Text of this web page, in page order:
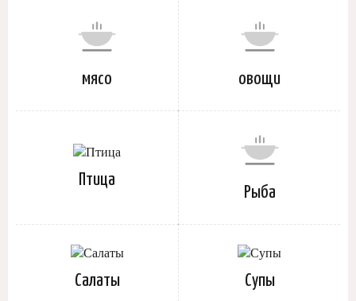
мясо овощи
Птица
Рыба
Салаты Супы